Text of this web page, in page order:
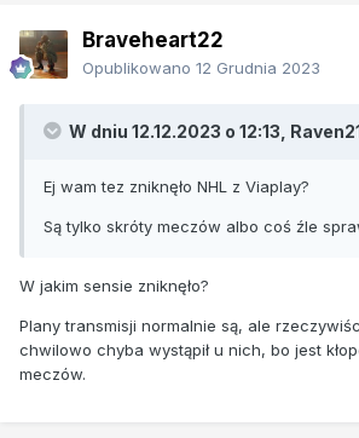
Braveheart22
Opublikowano 12 Grudnia 2023
W dniu 12.12.2023 o 12:13,
Ej wam tez zniknęło NHL z Viaplay?
Są tylko skróty meczów albo coś źle
W jakim sensie zniknęło?
Plany transmisji normalnie są, ale
chwilowo chyba wystąpił u nich, bo jest
meczów.